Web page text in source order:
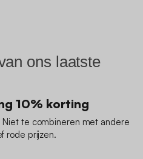
ons laatste
10% korting
te combineren met andere
rode prijzen.